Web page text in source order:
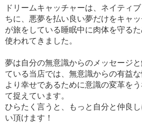
ドリームキャッチャーは、ネイティ
ちに、悪夢を払い良い夢だけをキャ
が旅をしている睡眠中に肉体を守る
使われてきました。
夢は自分の無意識からのメッセージ
ている当店では、無意識からの有益な
より幸せであるために意識の変革を
て捉えています。
ひらたく言うと、もっと自分と仲良
い頂けます！